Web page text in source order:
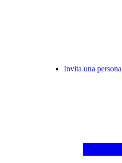
Invita una persona